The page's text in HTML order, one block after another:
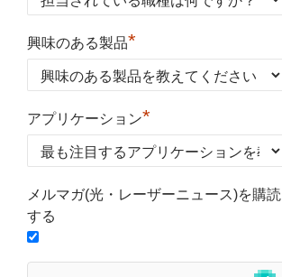
興味のある製品*
アプリケーション*
メルマガ(光・レーザーニュース)を購読
する